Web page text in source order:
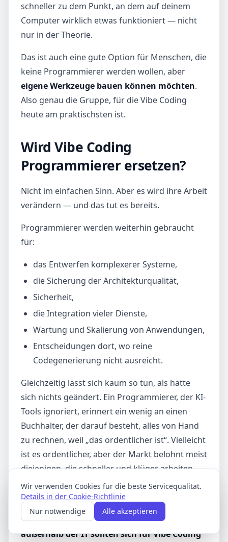
schneller zu dem Punkt, an dem auf deinem
Computer wirklich etwas funktioniert — nicht
nur in der Theorie.
Das ist auch eine gute Option für Menschen, die
keine Programmierer werden wollen, aber
eigene Werkzeuge bauen können möchten.
Also genau die Gruppe, für die Vibe Coding
heute am praktischsten ist.
Wird Vibe Coding
Programmierer ersetzen?
Nicht im einfachen Sinn. Aber es wird ihre Arbeit
verändern — und das tut es bereits.
Programmierer werden weiterhin gebraucht
für:
das Entwerfen komplexerer Systeme,
die Sicherung der Architekturqualität,
Sicherheit,
die Integration vieler Dienste,
Wartung und Skalierung von Anwendungen,
Entscheidungen dort, wo reine
Codegenerierung nicht ausreicht.
Gleichzeitig lässt sich kaum so tun, als hätte
sich nichts geändert. Ein Programmierer, der KI-
Tools ignoriert, erinnert ein wenig an einen
Buchhalter, der darauf besteht, alles von Hand
zu rechnen, weil „das ordentlicher ist“. Vielleicht
ist es ordentlicher, aber der Markt belohnt meist
diejenigen, die schneller und klüger arbeiten
können.
Deshalb ist die kleine Schlussbemerkung
ziemlich einfach:Nicht nur Menschen
außerhalb der IT sollten sich für Vibe Coding
Wir verwenden Cookies fur die beste Servicequalitat.
Details in der Cookie-Richtlinie
Nur notwendige
Alle akzeptieren